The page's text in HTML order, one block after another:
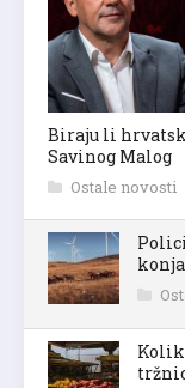
Biraju li
Savinog Malog
Ostale novosti